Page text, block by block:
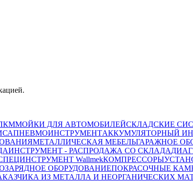
МОЙКИ ДЛЯ АВТОМОБИЛЕЙСКЛАДСКИЕ
ПНЕВМОИНСТРУМЕНТАККУМУЛЯТОРНЫЙ
МЕТАЛЛИЧЕСКАЯ МЕБЕЛЬГАРАЖНОЕ
ИНСТРУМЕНТ - РАСПРОДАЖА СО СКЛАДА
WallmekКОМПРЕССОРЫ
ОБОРУДОВАНИЕПОКРАСОЧНЫЕ
ИЗ МЕТАЛЛА И НЕОРГАНИЧЕСКИХ